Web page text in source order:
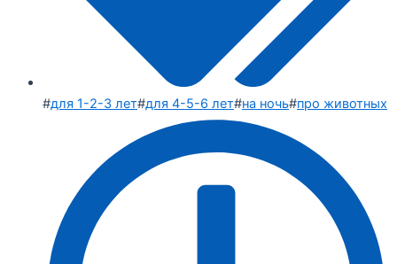
#для 1-2-3 лет#для 4-5-6 лет#на ночь#про животных